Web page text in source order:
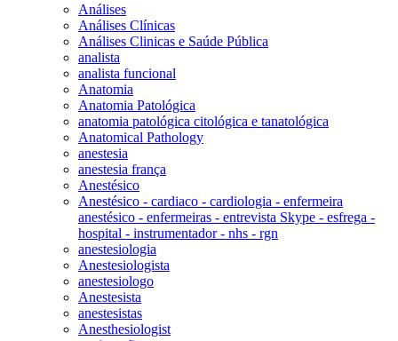
Análises
Análises Clínicas
Análises Clinicas e Saúde Pública
analista
analista funcional
Anatomia
Anatomia Patológica
anatomia patológica citológica e tanatológica
Anatomical Pathology
anestesia
anestesia frança
Anestésico
Anestésico - cardiaco - cardiologia - enfermeira
anestésico - enfermeiras - entrevista Skype - esfrega -
hospital - instrumentador - nhs - rgn
anestesiologia
Anestesiologista
anestesiologo
Anestesista
anestesistas
Anesthesiologist